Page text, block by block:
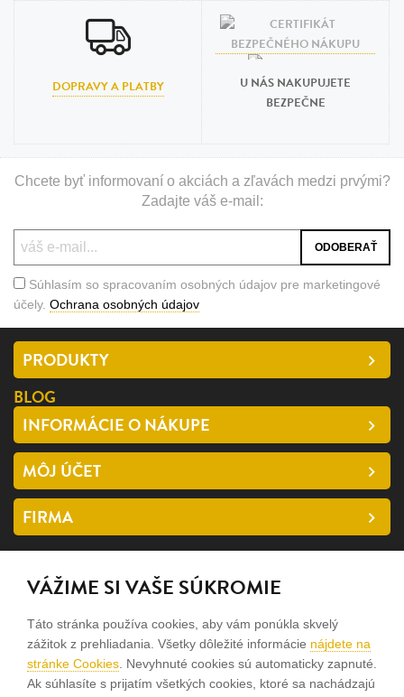
DOPRAVY A PLATBY
U NÁS NAKUPUJETE
BEZPEČNE
Chcete byť informovaní o akciách a zľavách medzi prvými?
Zadajte váš e-mail:
Súhlasím so spracovaním osobných údajov pre marketingové
účely. Ochrana osobných údajov
PRODUKTY
BLOG
INFORMÁCIE O NÁKUPE
MÔJ ÚČET
FIRMA
SLEDUJTE NÁS
facebook
instagram
VÁŽIME SI VAŠE SÚKROMIE
Táto stránka používa cookies, aby vám ponúkla skvelý
zážitok z prehliadania. Všetky dôležité informácie nájdete na
stránke Cookies . Nevyhnuté cookies sú automaticky zapnuté.
Ak súhlasíte s prijatím všetkých cookies, ktoré sa nachádzajú